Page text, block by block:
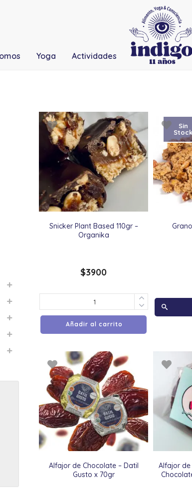
Yoga Actividades
Snicker Plant Based 110gr –
Organika
$3900
Añadir al carrito
Sin
Stock
Alfajor de Chocolate – Datil
Gusto x 70gr
Alfajor